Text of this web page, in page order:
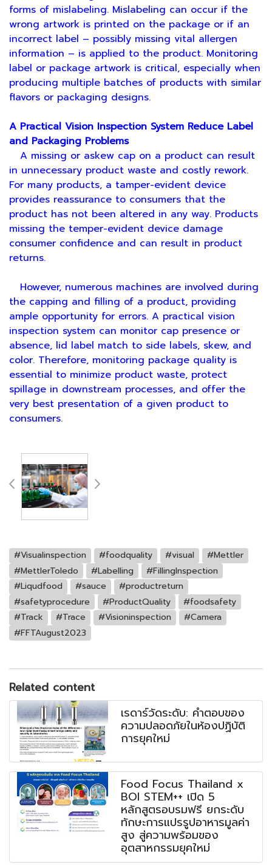
forms of mislabeling. Mislabeling can occur if the
wrong artwork is printed on the package or if an
incorrect label – possibly missing vital allergen
information – is applied to the product. Monitoring
label or package artwork is critical, especially when
producing multiple batches of products with similar
flavors or packaging designs.
A Practical Vision Inspection System Reduce Label
and Packaging Problems
A missing or askew cap on a product can result
in unnecessary product waste and costly rework.
For many products, a tamper-evident device
provides reassurance to consumers that the
product has not been altered in any way. Products
missing the temper-evident device damage
consumer confidence and can result in product
returns.
However, numerous machines are involved during
the capping and filling of a product, providing
ample opportunity for errors. A practical vision
inspection system can monitor cap presence or
absence, lid label match to side labels, skew, and
color. Therefore, monitoring package quality is
essential to minimize product waste, protect
spillage in downstream processes, and offer the
very best presentation of a given product to
consumers.
#Visualinspection #foodquality #visual
#Mettler
#MettlerToledo
#Labelling
#FillingInspection
#Liqudfood
#sauce
#productreturn
#safetyprocedure
#ProductQuality
#foodsafety
#Track
#Trace #Visioninspection
#Camera
#FFTAugust2023
Related content
เรดาร์วัดระดับ: คำตอบของ
ความปลอดภัยในห้องปฏิบัติ
การยุคใหม่
Food Focus Thailand x
BOI STEM++ เปิด 5
หลักสูตรอบรมฟรี ยกระดับ
ทักษะการแปรรูปอาหารมูลค่า
สูง สู่ความพร้อมของ
อุตสาหกรรมยุคใหม่